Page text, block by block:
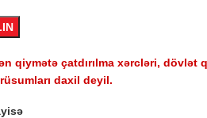
qiymətə çatdırılma xərcləri, dövlət
daxil deyil.